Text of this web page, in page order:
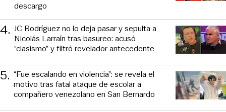
descargo
4. JC Rodríguez no lo deja pasar y sepulta a
Nicolás Larraín tras basureo: acusó
“clasismo” y filtró revelador antecedente
5. “Fue escalando en violencia”: se revela el
motivo tras fatal ataque de escolar a
compañero venezolano en San Bernardo